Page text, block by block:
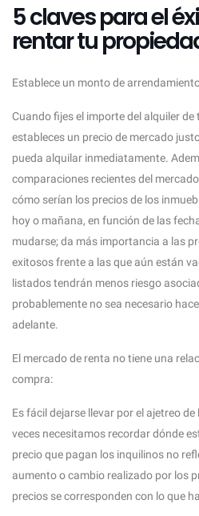
5 claves para el
rentar tu
Establece un monto de
Cuando fijes el importe del alquiler
estableces un precio de mercado
pueda alquilar inmediatamente.
comparaciones recientes del
cómo serían los precios de los
hoy o mañana, en función de las
mudarse; da más importancia a las
exitosos frente a las que aún están
listados tendrán menos riesgo
probablemente no sea necesario
adelante.
El mercado de renta no tiene una
compra:
Es fácil dejarse llevar por el ajetreo
veces necesitamos recordar dónde
precio que pagan los inquilinos no
aumento o cambio realizado por los
precios se corresponden con lo que